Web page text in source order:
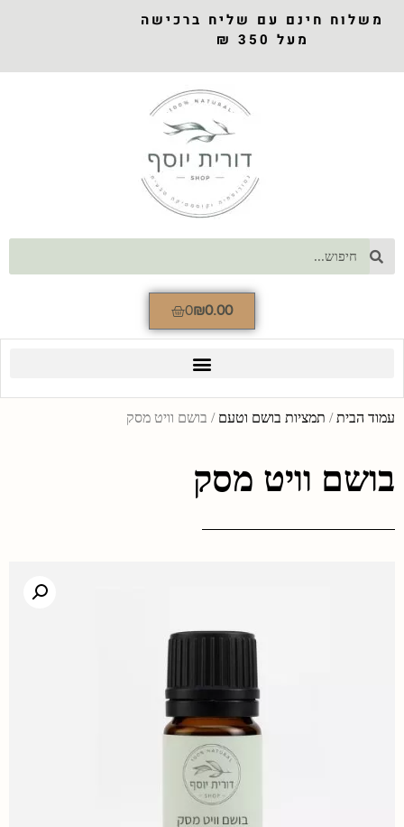
משלוח חינם עם שליח ברכישה
מעל 350 ₪
₪0.00
0
עמוד הבית/ תמציות בושם וטעם / בושם וויט מסק
בושם וויט מסק